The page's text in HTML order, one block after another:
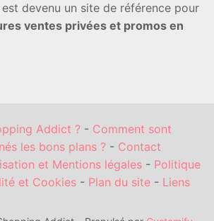
devenu un site de référence pour
ventes privées et promos en
Addict ?- Comment sont
les bons plans ? - Contact
et Mentions légales- Politique
et Cookies - Plan du site - Liens